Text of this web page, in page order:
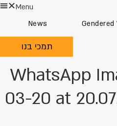
Menu
News
Gendered
תמכי בנו
WhatsApp
03-20 at